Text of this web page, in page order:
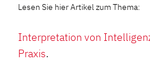
Lesen Sie hier Artikel zum Thema:
Interpretation von
Praxis.